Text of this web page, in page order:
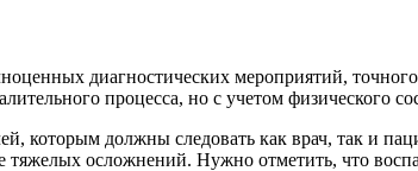
диагностических мероприятий,
процесса, но с учетом физического
которым должны следовать как врач, так и
тяжелых осложнений. Нужно отметить, что